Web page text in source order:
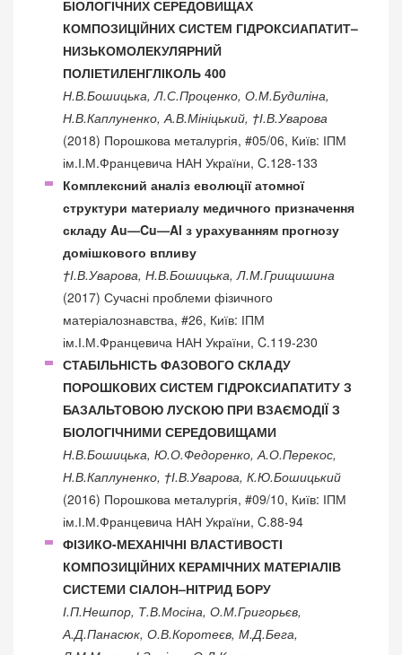
БІОЛОГІЧНИХ СЕРЕДОВИЩАХ
КОМПОЗИЦІЙНИХ СИСТЕМ ГІДРОКСИАПАТИТ–
НИЗЬКОМОЛЕКУЛЯРНИЙ
ПОЛІЕТИЛЕНГЛІКОЛЬ 400
Н.В.Бошицька, Л.С.Проценко, О.М.Будиліна,
Н.В.Каплуненко, А.В.Мініцький, †І.В.Уварова
(2018) Порошкова металургія, #05/06, Київ: ІПМ
ім.І.М.Францевича НАН України, C.128-133
Комплексний аналіз еволюції атомної
структури материалу медичного призначення
складу Au—Cu—Al з урахуванням прогнозу
домішкового впливу
†І.В.Уварова, Н.В.Бошицька, Л.М.Грищишина
(2017) Сучасні проблеми фізичного
матеріалознавства, #26, Київ: ІПМ
ім.І.М.Францевича НАН України, C.119-230
СТАБІЛЬНІСТЬ ФАЗОВОГО СКЛАДУ
ПОРОШКОВИХ СИСТЕМ ГІДРОКСИАПАТИТУ З
БАЗАЛЬТОВОЮ ЛУСКОЮ ПРИ ВЗАЄМОДІЇ З
БІОЛОГІЧНИМИ СЕРЕДОВИЩАМИ
Н.В.Бошицька, Ю.О.Федоренко, А.О.Перекос,
Н.В.Каплуненко, †І.В.Уварова, К.Ю.Бошицький
(2016) Порошкова металургія, #09/10, Київ: ІПМ
ім.І.М.Францевича НАН України, C.88-94
ФІЗИКО-МЕХАНІЧНІ ВЛАСТИВОСТІ
КОМПОЗИЦІЙНИХ КЕРАМІЧНИХ МАТЕРІАЛІВ
СИСТЕМИ СІАЛОН–НІТРИД БОРУ
І.П.Нешпор, Т.В.Мосіна, О.М.Григорьєв,
А.Д.Панасюк, О.В.Коротеєв, М.Д.Бега,